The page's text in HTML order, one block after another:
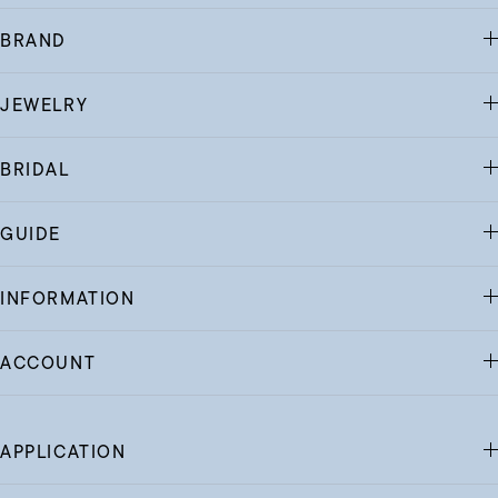
BRAND
JEWELRY
BRIDAL
GUIDE
INFORMATION
ACCOUNT
APPLICATION